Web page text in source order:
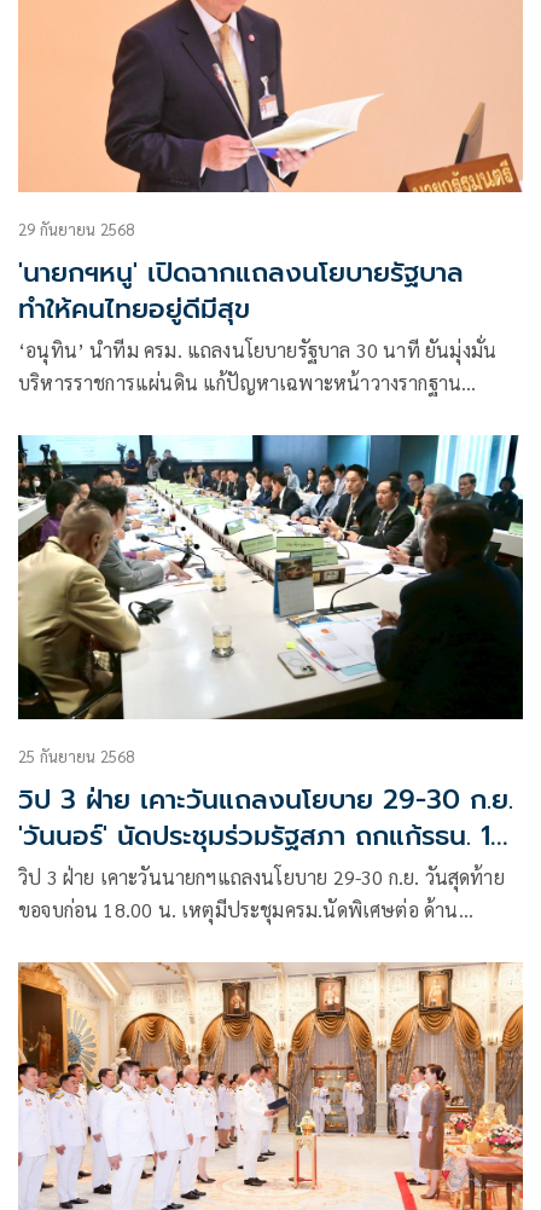
29 กันยายน 2568
'นายกฯหนู' เปิดฉากแถลงนโยบายรัฐบาล
ทำให้คนไทยอยู่ดีมีสุข
‘อนุทิน’ นำทีม ครม. แถลงนโยบายรัฐบาล 30 นาที ยันมุ่งมั่น
บริหารราชการแผ่นดิน แก้ปัญหาเฉพาะหน้าวางรากฐาน
ประกาศชัดล้มกาสิโน
25 กันยายน 2568
วิป 3 ฝ่าย เคาะวันแถลงนโยบาย 29-30 ก.ย.
'วันนอร์' นัดประชุมร่วมรัฐสภา ถกแก้รธน. 14-
15 ต.ค.
วิป 3 ฝ่าย เคาะวันนายกฯแถลงนโยบาย 29-30 ก.ย. วันสุดท้าย
ขอจบก่อน 18.00 น. เหตุมีประชุมครม.นัดพิเศษต่อ ด้าน
“วันนอร์” ชี้ นัดประชุมรัฐสภา ถกแก้รธน. 14-15 ต.ค.